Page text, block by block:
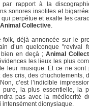
rapport à la
sonores insolites et
perpétue et exalte les
Animal Collective.
folk, déjà annoncée sur le
d’un quelconque "revival
en deçà ; Animal
les lieux les plus
leur musique. Et ce ne sont
cris, des chuchotements,
c’est l’indicible
la plus essentielle, la
pas avec la médiocrité
intensément dionysiaque.